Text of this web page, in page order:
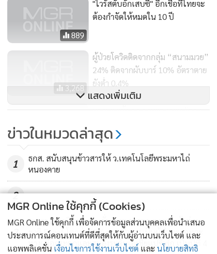
แนะนำว่าในกลุ่มคนไข้ที่มีความเสี่ยง ควรติดตามพบแพทย์
เฉพาะทางโรคตับ และควรมีการคัดกรองมะเร็งตับด้วยการตรวจ
อัลตราซาวด์ ตรวจเลือด ตามคำแนะนำของแพทย์อย่างสม่ำเสมอ
889
"ไวรัสตับอักเสบซี" อีกเชื้อที่ไทยจะ
ต้องกำจัดให้หมดใน 10 ปี
3,268
ผู้ป่วยโควิดติดจากกลุ่ม “สนามมวย”
24% ติดจากผับบาร์ 10% อัตราตาย
ยังต่ำ 0.4%
11,669
หมอเพจดังเผย ผลการตรวจ “ขนม
ล่า ต้นเหตุท้องเสีย
แสดงเพิ่มเติม
ข่าวในหมวดล่าสุด
1
ธกส. สนับสนุนข้าวสารให้ ว.เทคโนโลยีพระมหาไถ่
หนองคาย
2
3
รพ.กรุงเทพอินเตอร์เนชั่นแนล รุกขยายฐานลูกค้าต่าง
ชาติ Expat โตกว่า 20% ตอกย้ำการเป็นผู้นำรพ.เฉพาะ
ทางเพื่อกระดูกและสมองระดับเอเชียแปซิฟิก เป็นปีที่ 4
MGR Online ใช้คุกกี้ (Cookies)
MGR Online ใช้คุกกี้ เพื่อจัดการข้อมูลส่วนบุคคลเพื่อนำเสนอ
ประสบการณ์คอนเทนต์ที่ดีที่สุดให้กับผู้อ่านบนเว็บไซต์ และ
แอพพลิเคชั่น เงื่อนไขการใช้งานเว็บไซต์ และ นโยบายสิทธิ